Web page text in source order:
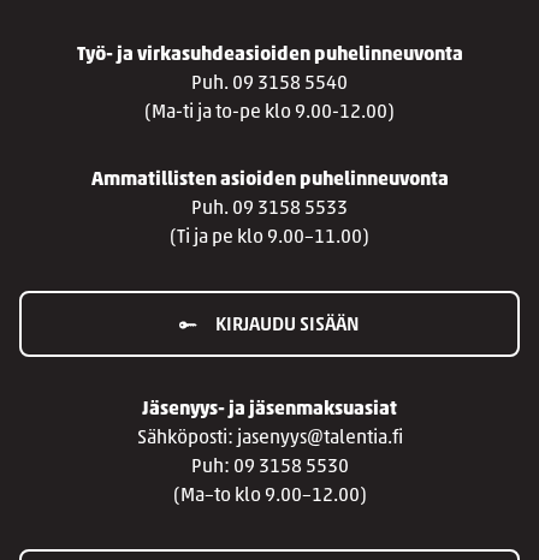
Työ- ja virkasuhdeasioiden puhelinneuvonta
Puh. 09 3158 5540
(Ma-ti ja to-pe klo 9.00-12.00)
Ammatillisten asioiden puhelinneuvonta
Puh. 09 3158 5533
(Ti ja pe klo 9.00–11.00)
KIRJAUDU SISÄÄN
Jäsenyys- ja jäsenmaksuasiat
Sähköposti: jasenyys@talentia.fi
Puh: 09 3158 5530
(Ma–to klo 9.00–12.00)